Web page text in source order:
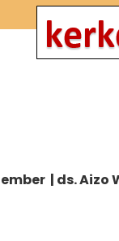
| ds. Aizo